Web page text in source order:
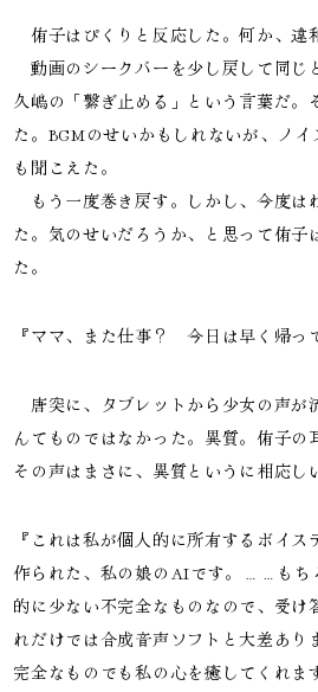
侑子はぴくりと反応した。何か、違
動画のシークバーを少し戻して同じ
久嶋の「繋ぎ止める」という言葉だ。
た。BGMのせいかもしれないが、ノ
も聞こえた。
もう一度巻き戻す。しかし、今度は
た。気のせいだろうか、と思って侑子
た。
『ママ、また仕事？　今日は早く帰っ
唐突に、タブレットから少女の声が
んてものではなかった。異質。侑子の
その声はまさに、異質というに相応し
『これは私が個人的に所有するボイ
作られた、私の娘のAIです。……もち
的に少ない不完全なものなので、受け
れだけでは合成音声ソフトと大差あり
完全なものでも私の心を癒してくれ